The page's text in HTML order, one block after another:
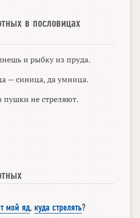
в пословицах
и рыбку из пруда.
— синица, да умница.
пушки не стреляют.
мой яд, куда стрелять?